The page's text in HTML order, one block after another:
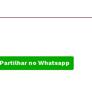
Partilhar no Whatsapp